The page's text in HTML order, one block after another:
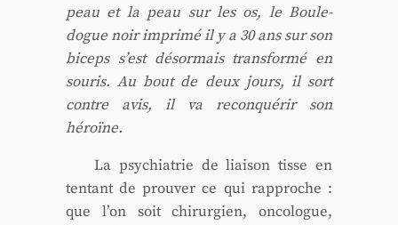
peau et la peau sur les os, le Bou­le­
dogue noir impri­mé il y a 30 ans sur son
biceps s’est désor­mais trans­for­mé en
sou­ris. Au bout de deux jours, il sort
contre avis, il va recon­qué­rir son
héroïne.
La psy­chia­trie de liai­son tisse en
ten­tant de prou­ver ce qui rap­proche :
que l’on soit chi­rur­gien, onco­logue,